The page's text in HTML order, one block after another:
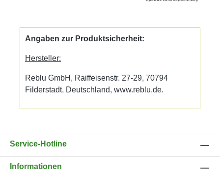
Angaben zur Produktsicherheit:
Hersteller:
Reblu GmbH, Raiffeisenstr. 27-29, 70794
Filderstadt, Deutschland, www.reblu.de.
Service-Hotline
Informationen